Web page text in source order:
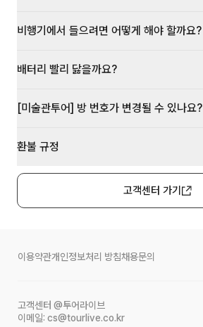
비행기에서 들으려면 어떻게 해야 할까요?
배터리 빨리 닳을까요?
[미술관투어] 방 번호가 변경될 수 있나요?
환불 규정
고객센터 가기
이용약관개인정보처리 방침채용문의
고객센터 @투어라이브
이메일: cs@tourlive.co.kr